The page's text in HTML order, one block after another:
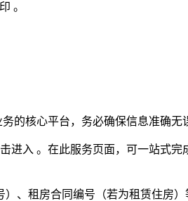
。
的核心平台，务必确保信息准确无
进入 。在此服务页面，可一站式完
、租房合同编号（若为租赁住房